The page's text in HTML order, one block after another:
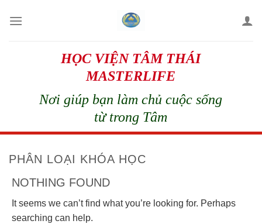
HỌC VIỆN TÂM THÁI
MASTERLIFE
Nơi giúp bạn làm chủ cuộc sống
từ trong Tâm
PHÂN LOẠI KHÓA HỌC
NOTHING FOUND
It seems we can’t find what you’re looking for. Perhaps
searching can help.